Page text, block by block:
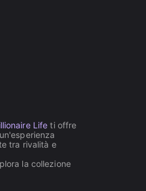
Life ti offre
tra rivalità e
la collezione